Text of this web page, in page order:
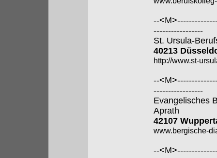
--
-----------------
St. Ursula-
40213
http://www.st-
--
-----------------
Evangelisches
Aprath
42107
www.bergische-
--